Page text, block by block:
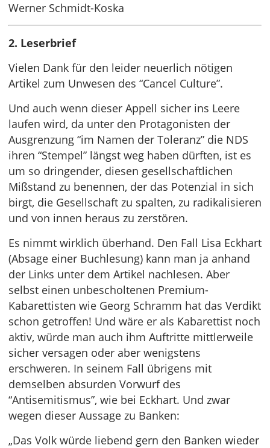
Werner Schmidt-Koska
2. Leserbrief
Vielen Dank für den leider neuerlich nötigen
Artikel zum Unwesen des “Cancel Culture”.
Und auch wenn dieser Appell sicher ins Leere
laufen wird, da unter den Protagonisten der
Ausgrenzung “im Namen der Toleranz” die NDS
ihren “Stempel” längst weg haben dürften, ist es
um so dringender, diesen gesellschaftlichen
Mißstand zu benennen, der das Potenzial in sich
birgt, die Gesellschaft zu spalten, zu radikalisieren
und von innen heraus zu zerstören.
Es nimmt wirklich überhand. Den Fall Lisa Eckhart
(Absage einer Buchlesung) kann man ja anhand
der Links unter dem Artikel nachlesen. Aber
selbst einen unbescholtenen Premium-
Kabarettisten wie Georg Schramm hat das Verdikt
schon getroffen! Und wäre er als Kabarettist noch
aktiv, würde man auch ihm Auftritte mittlerweile
sicher versagen oder aber wenigstens
erschweren. In seinem Fall übrigens mit
demselben absurden Vorwurf des
“Antisemitismus”, wie bei Eckhart. Und zwar
wegen dieser Aussage zu Banken:
„Das Volk würde liebend gern den Banken wieder